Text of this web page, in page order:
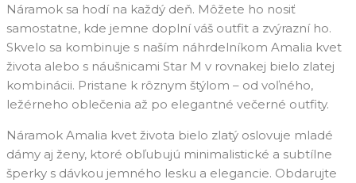
Náramok sa hodí na každý deň. Môžete ho nosiť
samostatne, kde jemne doplní váš outfit a zvýrazní ho.
Skvelo sa kombinuje s naším náhrdelníkom Amalia kvet
života alebo s náušnicami Star M v rovnakej bielo zlatej
kombinácii. Pristane k rôznym štýlom – od voľného,
ležérneho oblečenia až po elegantné večerné outfity.
Náramok Amalia kvet života bielo zlatý oslovuje mladé
dámy aj ženy, ktoré obľubujú minimalistické a subtílne
šperky s dávkou jemného lesku a elegancie. Obdarujte